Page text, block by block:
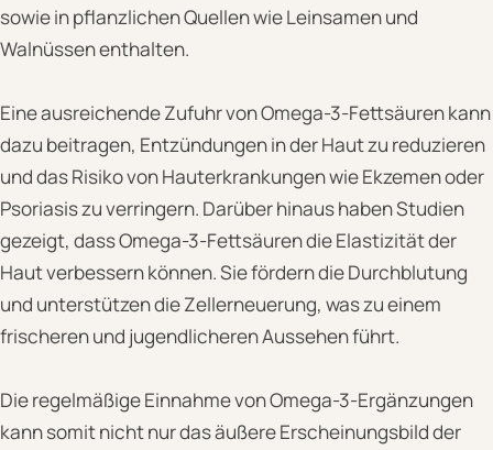
sowie in pflanzlichen Quellen wie Leinsamen und
Walnüssen enthalten.
Eine ausreichende Zufuhr von Omega-3-Fettsäuren kann
dazu beitragen, Entzündungen in der Haut zu reduzieren
und das Risiko von Hauterkrankungen wie Ekzemen oder
Psoriasis zu verringern. Darüber hinaus haben Studien
gezeigt, dass Omega-3-Fettsäuren die Elastizität der
Haut verbessern können. Sie fördern die Durchblutung
und unterstützen die Zellerneuerung, was zu einem
frischeren und jugendlicheren Aussehen führt.
Die regelmäßige Einnahme von Omega-3-Ergänzungen
kann somit nicht nur das äußere Erscheinungsbild der